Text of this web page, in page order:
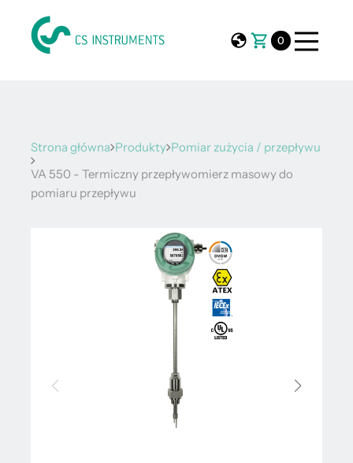
0
Strona główna Produkty Pomiar zużycia / przepływu
VA 550 - Termiczny przepływomierz masowy do
pomiaru przepływu